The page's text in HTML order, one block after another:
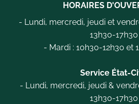
HORAIRES
- Lundi, mercredi, jeudi et
13h30-17h30
- Mardi : 10h30-12h30 et
Service État-
- Lundi, mercredi, jeudi &
13h30-17h30